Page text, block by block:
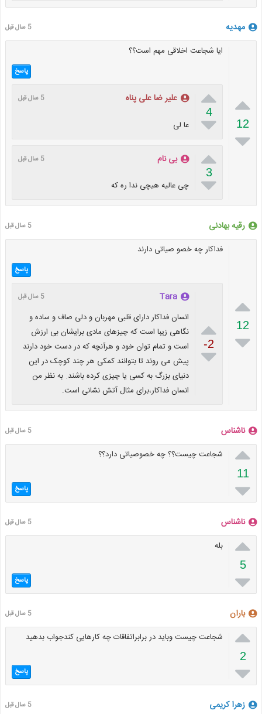
مهدیه 5 سال قبل

12

ایا شجاعت اخلاقی مهم است؟؟
پاسخ

4

علیر ضا علی پناه 5 سال قبل
عا لی

3

بی نام 5 سال قبل
چی عالیه هیچی ندا ره که
رقیه بهادنی 5 سال قبل

12

فداکار چه خصو صیاتی دارند
پاسخ

-2

Tara 5 سال قبل
انسان فداکار دارای قلبی مهربان و دلی صاف و ساده و
نگاهی زیبا است که چیزهای مادی برایشان بی ارزش
است و تمام توان خود و هرآنچه که در دست خود دارند
پیش می روند تا بتوانند کمکی هر چند کوچک در این
دنیای بزرگ به کسی یا چیزی کرده باشند. به نظر من
انسان فداکار،برای مثال آتش نشانی است.
ناشناس 5 سال قبل

11

شجاعت چیست؟؟ چه خصوصیاتی دارد؟؟
پاسخ
ناشناس 5 سال قبل

5

بله
پاسخ
باران 5 سال قبل

2

شجاعت چیست وباید در برابراتفاقات چه کارهایی کندجواب بدهید
پاسخ
زهرا کریمی 5 سال قبل